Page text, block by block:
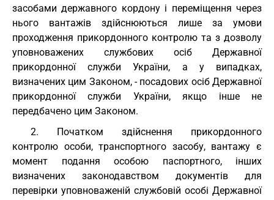
засобами державного кордону і переміщення через
нього вантажів здійснюються лише за умови
проходження прикордонного контролю та з дозволу
уповноважених службових осіб Державної
прикордонної служби України, а у випадках,
визначених цим Законом, - посадових осіб Державної
прикордонної служби України, якщо інше не
передбачено цим Законом.
2. Початком здійснення прикордонного
контролю особи, транспортного засобу, вантажу є
момент подання особою паспортного, інших
визначених законодавством документів для
перевірки уповноваженій службовій особі Державної